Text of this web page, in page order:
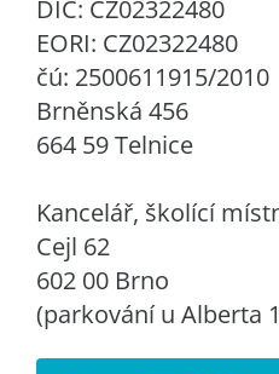
DIČ: CZ02322480
EORI: CZ02322480
čú: 2500611915/2010
Brněnská 456
664 59 Telnice
Kancelář, školící
Cejl 62
602 00 Brno
(parkování u Alberta